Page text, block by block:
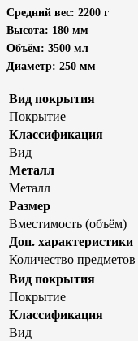
Средний вес: 2200 г
Высота: 180 мм
Объём: 3500 мл
Диаметр: 250 мм
Вид покрытия
Покрытие
Классификация
Вид
Металл
Металл
Размер
Вместимость (объём)
Доп. характеристики
Количество предметов
Вид покрытия
Покрытие
Классификация
Вид